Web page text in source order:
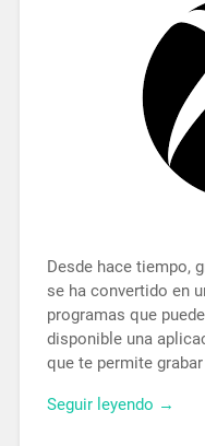
Desde hace tiempo,
se ha convertido en
programas que
disponible una
que te permite
Seguir leyendo →